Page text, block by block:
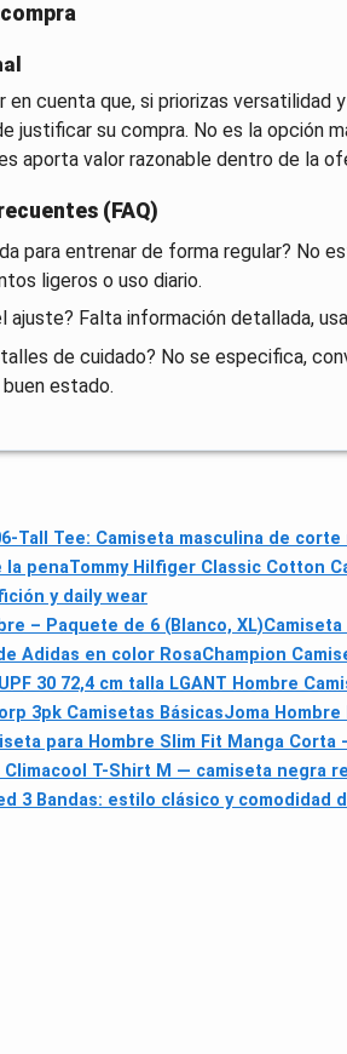
en cuenta que, si priorizas versatilidad
justificar su compra. No es la opción
aporta valor razonable dentro de la
(FAQ)
para entrenar de forma regular? No
ligeros o uso diario.
ajuste? Falta información detallada,
de cuidado? No se especifica,
estado.
Tall Tee: Camiseta masculina de
la penaTommy Hilfiger Classic Cotton
y daily wear
– Paquete de 6 (Blanco, XL)
Adidas en color RosaChampion
30 72,4 cm talla LGANT Hombre
3pk Camisetas BásicasJoma Hombre
para Hombre Slim Fit Manga Corta
T-Shirt M — camiseta negra
3 Bandas: estilo clásico y comodidad